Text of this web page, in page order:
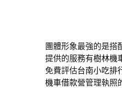
團體形象最強的是搭
提供的服務有樹林機
免費評估台南小吃排
機車借款營管理執照